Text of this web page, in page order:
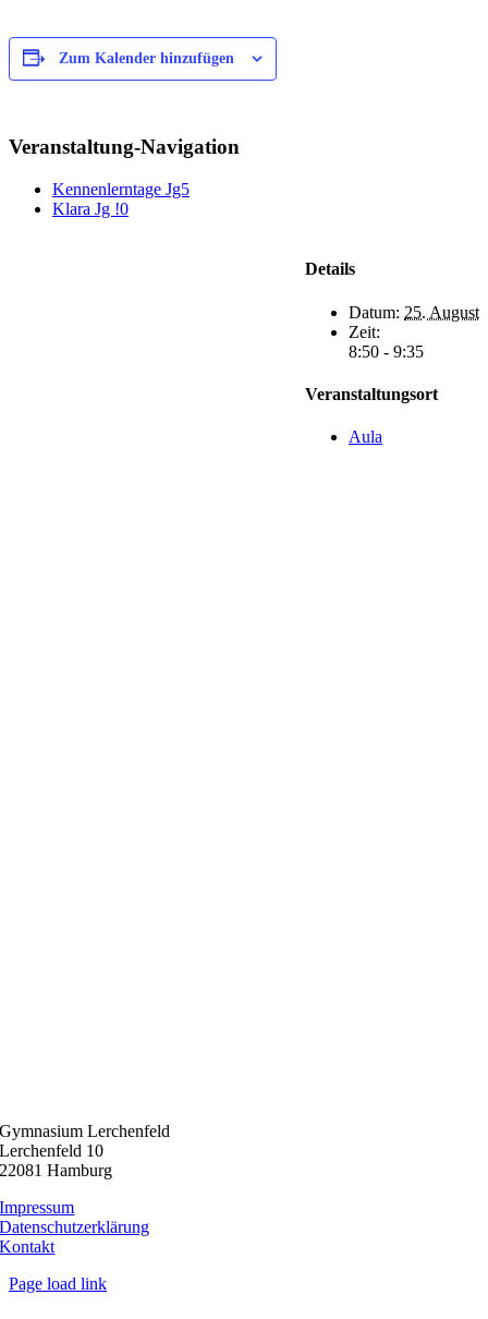
Zum Kalender hinzufügen
Veranstaltung-Navigation
Kennenlerntage Jg5
Klara Jg !0
Details
Datum: 25. August
Zeit:
8:50 - 9:35
Veranstaltungsort
Aula
Gymnasium Lerchenfeld
Lerchenfeld 10
22081 Hamburg
Impressum
Datenschutzerklärung
Kontakt
Page load link